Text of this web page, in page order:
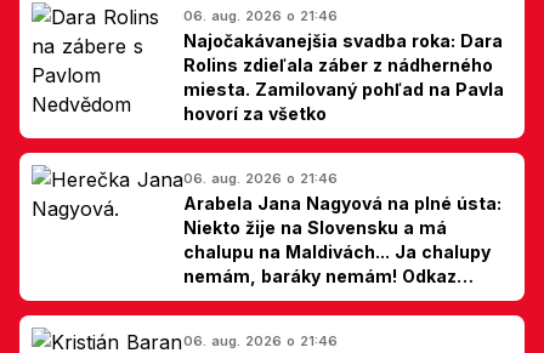
06. aug. 2026 o 21:46
Najočakávanejšia svadba roka: Dara
Rolins zdieľala záber z nádherného
miesta. Zamilovaný pohľad na Pavla
hovorí za všetko
06. aug. 2026 o 21:46
Arabela Jana Nagyová na plné ústa:
Niekto žije na Slovensku a má
chalupu na Maldivách... Ja chalupy
nemám, baráky nemám! Odkaz
Slovákom
06. aug. 2026 o 21:46